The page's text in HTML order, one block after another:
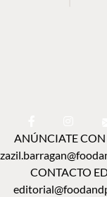
ANÚNCIATE CON
CONTACTO